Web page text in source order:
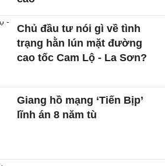
Chủ đầu tư nói gì về tình
trạng hằn lún mặt đường
cao tốc Cam Lộ - La Sơn?
Giang hồ mạng ‘Tiến Bịp’
lĩnh án 8 năm tù